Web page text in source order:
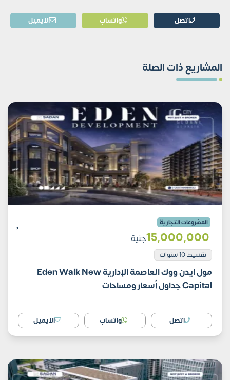
اتصل واتساب الايميل
المشاريع ذات الصلة
المشروعات التجارية
15٬000٬000جنية
تقسيط 10 سنوات
مول ايدن ووك العاصمة الإدارية Eden Walk New
Capital جداول أسعار ومساحات
اتصل واتساب الايميل